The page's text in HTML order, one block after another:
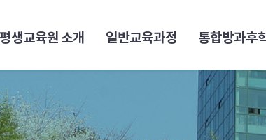
평생교육원 소개 일반교육과정 통합방과후